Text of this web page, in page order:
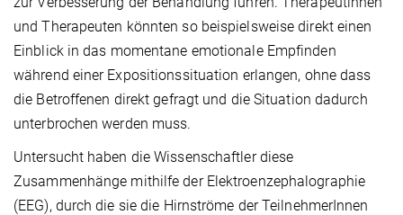
und Therapeuten könnten so beispielsweise direkt einen
Einblick in das momentane emotionale Empfinden
während einer Expositionssituation erlangen, ohne dass
die Betroffenen direkt gefragt und die Situation dadurch
unterbrochen werden muss.
Untersucht haben die Wissenschaftler diese
Zusammenhänge mithilfe der Elektroenzephalographie
(EEG), durch die sie die Hirnströme der TeilnehmerInnen